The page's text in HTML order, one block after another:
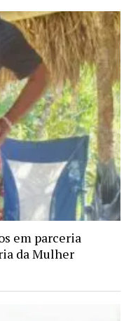
em parceria
da Mulher